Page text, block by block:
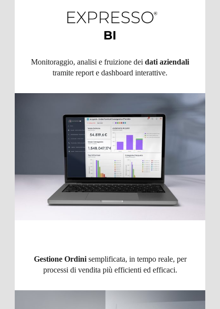
Monitoraggio, analisi e fruizione dei dati aziendali
tramite report e dashboard interattive.
Gestione Ordinisemplificata, in tempo reale, per
processi di vendita più efficienti ed efficaci.